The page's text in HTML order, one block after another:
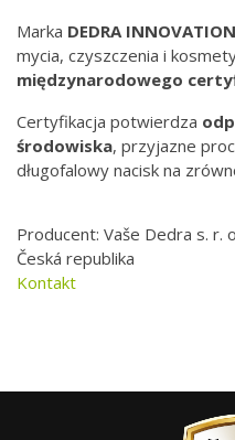
Marka DEDRA
mycia, czyszczenia i
międzynarodowego
Certyfikacja potwierdza
środowiska, przyjazne
długofalowy nacisk na
Producent: Vaše Dedra s. r.
Česká republika
Kontakt